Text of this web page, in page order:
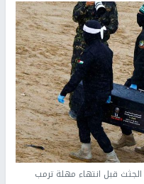
قبل انتهاء مهلة ترمب